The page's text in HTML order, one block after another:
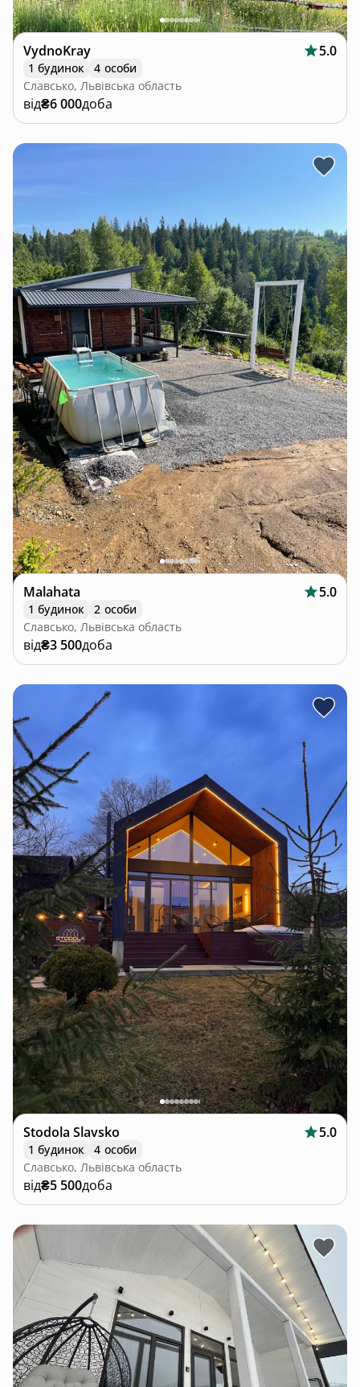
VydnoKray 5.0
1 будинок
4 особи
Славсько, Львівська область
від₴6 000доба
Malahata 5.0
1 будинок
2 особи
Славсько, Львівська область
від₴3 500доба
Stodola Slavsko 5.0
1 будинок
4 особи
Славсько, Львівська область
від₴5 500доба